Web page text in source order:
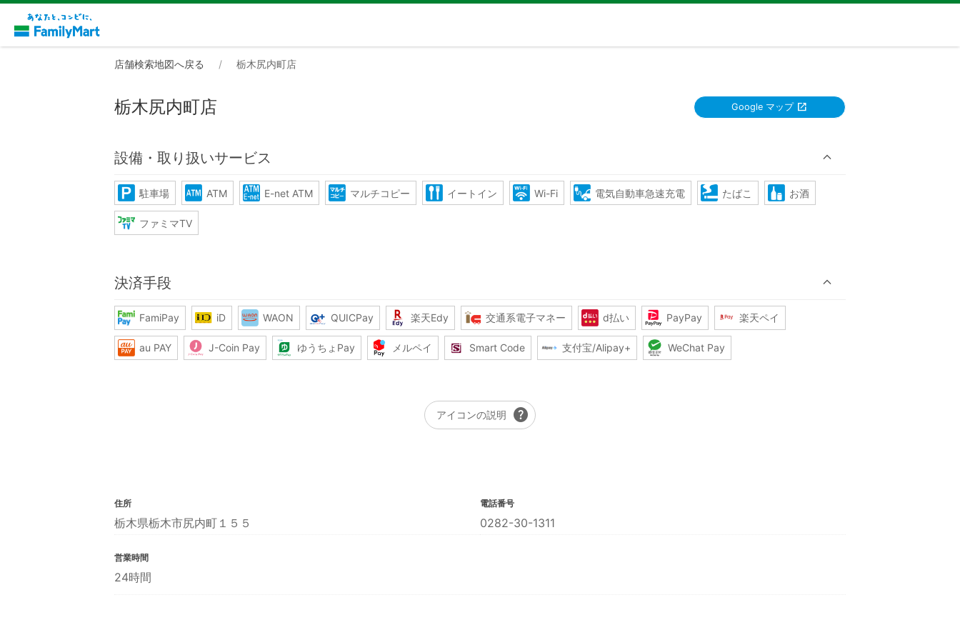
店舗検索地図へ戻る 栃木尻内町店
栃木尻内町店 Google マップ
設備・取り扱いサービス
駐車場 ATM E-net ATM マルチコピー イートイン Wi-Fi 電気自動車急速充電 たばこ お酒
ファミマTV
決済手段
FamiPay iD WAON QUICPay 楽天Edy 交通系電子マネー d払い PayPay 楽天ペイ
au PAY J-Coin Pay ゆうちょPay メルペイ Smart Code 支付宝/Alipay+ WeChat Pay
アイコンの説明 help
住所
栃木県栃木市尻内町１５５
電話番号
0282-30-1311
営業時間
24時間